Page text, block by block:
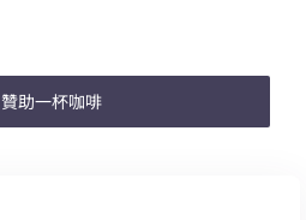
贊助一杯咖啡